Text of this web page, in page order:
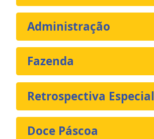
Administração
Fazenda
Retrospectiva Especial
Doce Páscoa